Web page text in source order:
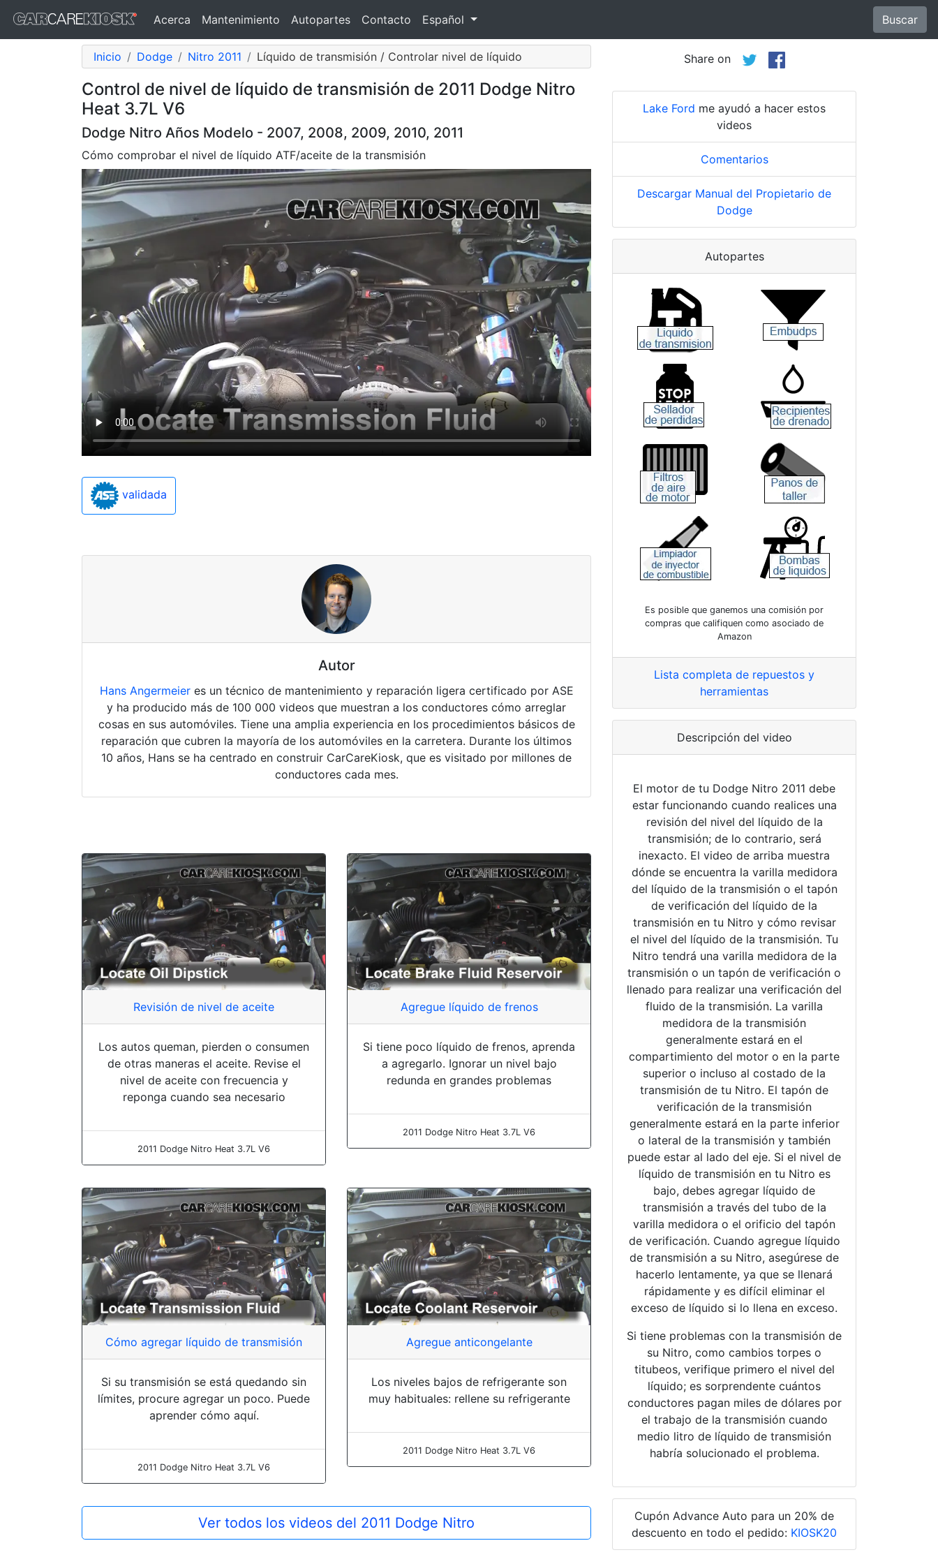
Acerca Mantenimiento Autopartes Contacto Español Buscar
Inicio Dodge Nitro 2011 Líquido de transmisión / Controlar nivel de líquido
Control de nivel de líquido de transmisión de 2011 Dodge Nitro
Heat 3.7L V6
Dodge Nitro Años Modelo - 2007, 2008, 2009, 2010, 2011
Cómo comprobar el nivel de líquido ATF/aceite de la transmisión
validada
Autor
Hans Angermeieres un técnico de mantenimiento y reparación ligera certificado por ASE
y ha producido más de 100 000 videos que muestran a los conductores cómo arreglar
cosas en sus automóviles. Tiene una amplia experiencia en los procedimientos básicos de
reparación que cubren la mayoría de los automóviles en la carretera. Durante los últimos
10 años, Hans se ha centrado en construir CarCareKiosk, que es visitado por millones de
conductores cada mes.
Revisión de nivel de aceite
Los autos queman, pierden o consumen
de otras maneras el aceite. Revise el
nivel de aceite con frecuencia y
reponga cuando sea necesario
2011 Dodge Nitro Heat 3.7L V6
Agregue líquido de frenos
Si tiene poco líquido de frenos, aprenda
a agregarlo. Ignorar un nivel bajo
redunda en grandes problemas
2011 Dodge Nitro Heat 3.7L V6
Cómo agregar líquido de transmisión
Si su transmisión se está quedando sin
límites, procure agregar un poco. Puede
aprender cómo aquí.
2011 Dodge Nitro Heat 3.7L V6
Agregue anticongelante
Los niveles bajos de refrigerante son
muy habituales: rellene su refrigerante
2011 Dodge Nitro Heat 3.7L V6
Ver todos los videos del 2011 Dodge Nitro
Share on
Lake Ford me ayudó a hacer estos
videos
Comentarios
Descargar Manual del Propietario de
Dodge
Autopartes
Es posible que ganemos una comisión por
compras que califiquen como asociado de
Amazon
Lista completa de repuestos y
herramientas
Descripción del video
El motor de tu Dodge Nitro 2011 debe
estar funcionando cuando realices una
revisión del nivel del líquido de la
transmisión; de lo contrario, será
inexacto. El video de arriba muestra
dónde se encuentra la varilla medidora
del líquido de la transmisión o el tapón
de verificación del líquido de la
transmisión en tu Nitro y cómo revisar
el nivel del líquido de la transmisión. Tu
Nitro tendrá una varilla medidora de la
transmisión o un tapón de verificación o
llenado para realizar una verificación del
fluido de la transmisión. La varilla
medidora de la transmisión
generalmente estará en el
compartimiento del motor o en la parte
superior o incluso al costado de la
transmisión de tu Nitro. El tapón de
verificación de la transmisión
generalmente estará en la parte inferior
o lateral de la transmisión y también
puede estar al lado del eje. Si el nivel de
líquido de transmisión en tu Nitro es
bajo, debes agregar líquido de
transmisión a través del tubo de la
varilla medidora o el orificio del tapón
de verificación. Cuando agregue líquido
de transmisión a su Nitro, asegúrese de
hacerlo lentamente, ya que se llenará
rápidamente y es difícil eliminar el
exceso de líquido si lo llena en exceso.
Si tiene problemas con la transmisión de
su Nitro, como cambios torpes o
titubeos, verifique primero el nivel del
líquido; es sorprendente cuántos
conductores pagan miles de dólares por
el trabajo de la transmisión cuando
medio litro de líquido de transmisión
habría solucionado el problema.
Cupón Advance Auto para un 20% de
descuento en todo el pedido: KIOSK20